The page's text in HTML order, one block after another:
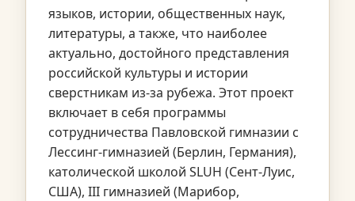
языков, истории, общественных наук,
литературы, а также, что наиболее
актуально, достойного представления
российской культуры и истории
сверстникам из-за рубежа. Этот проект
включает в себя программы
сотрудничества Павловской гимназии с
Лессинг-гимназией (Берлин, Германия),
католической школой SLUH (Сент-Луис,
США), III гимназией (Марибор,